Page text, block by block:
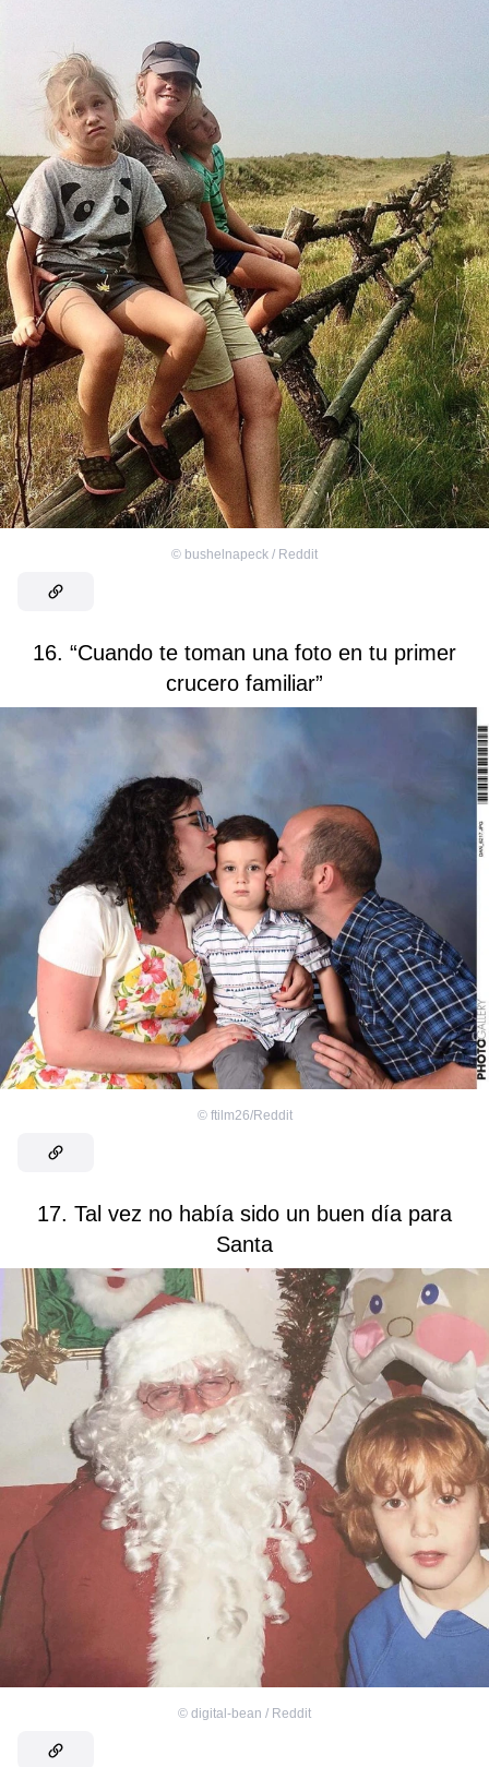
© bushelnapeck / Reddit
16. “Cuando te toman una foto en tu primer
crucero familiar”
© ftilm26/Reddit
17. Tal vez no había sido un buen día para
Santa
© digital-bean / Reddit